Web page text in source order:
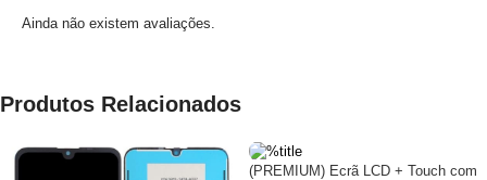
Ainda não existem avaliações.
Produtos Relacionados
(PREMIUM) Ecrã LCD + Touch com